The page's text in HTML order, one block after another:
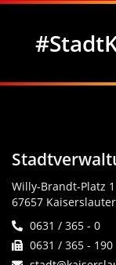
Willy-Brandt-Platz 1
67657
0631 / 365 - 0
0631 / 365 - 190